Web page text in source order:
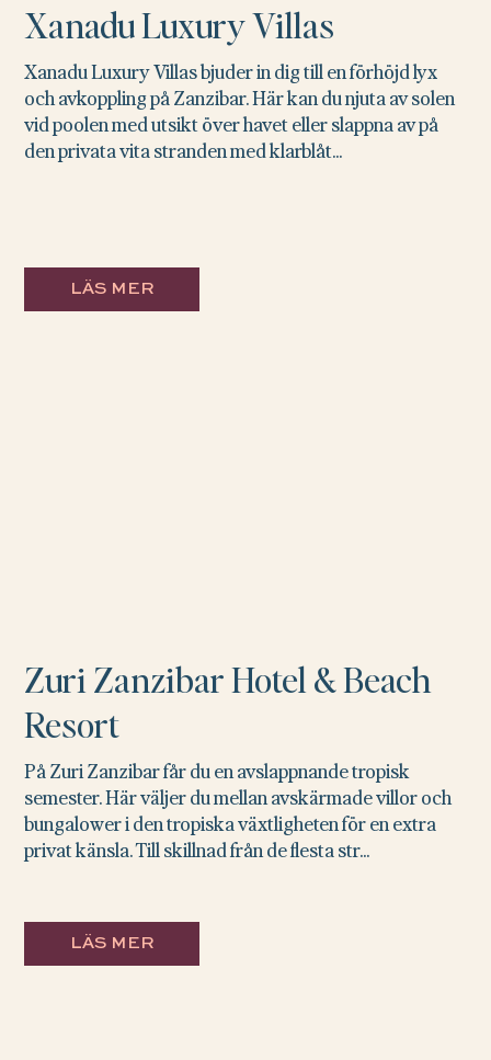
LÄS MER
Xanadu Luxury Villas
Xanadu Luxury Villas bjuder in dig till en förhöjd lyx
och avkoppling på Zanzibar. Här kan du njuta av solen
vid poolen med utsikt över havet eller slappna av på
den privata vita stranden med klarblåt...
LÄS MER
Zuri Zanzibar Hotel & Beach
Resort
På Zuri Zanzibar får du en avslappnande tropisk
semester. Här väljer du mellan avskärmade villor och
bungalower i den tropiska växtligheten för en extra
privat känsla. Till skillnad från de flesta str...